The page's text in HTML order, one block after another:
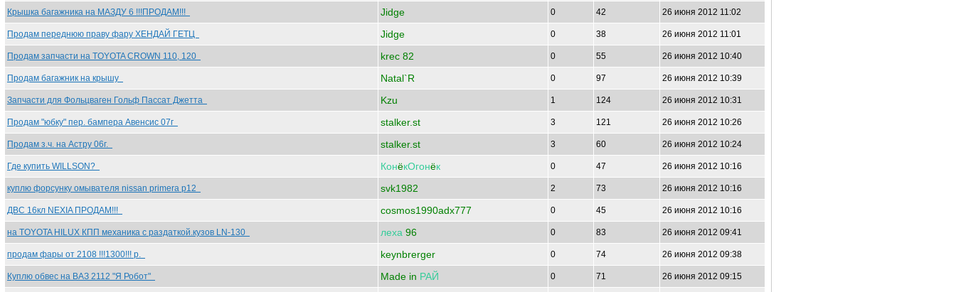
Крышка багажника на МАЗДУ 6 !!!ПРОДАМ!!! Jidge 0 42 26 июня 2012 11:02
Продам переднюю праву фару ХЕНДАЙ ГЕТЦ Jidge 0 38 26 июня 2012 11:01
Продам запчасти на TOYOTA CROWN 110, 120 krec 82 0 55 26 июня 2012 10:40
Продам багажник на крышу Natal`R 0 97 26 июня 2012 10:39
Запчасти для Фольцваген Гольф Пассат Джетта Kzu 1 124 26 июня 2012 10:31
Продам "юбку" пер. бампера Авенсис 07г stalker.st 3 121 26 июня 2012 10:26
Продам з.ч. на Астру 06г. stalker.st 3 60 26 июня 2012 10:24
Где купить WILLSON? КонёкОгонёк 0 47 26 июня 2012 10:16
куплю форсунку омывателя nissan primera p12 svk1982 2 73 26 июня 2012 10:16
ДВС 16кл NEXIA ПРОДАМ!!! cosmos1990adx777 0 45 26 июня 2012 10:16
на TOYOTA HILUX КПП механика с раздаткой.кузов LN-130 леха 96 0 83 26 июня 2012 09:41
продам фары от 2108 !!!1300!!! р. keynbrerger 0 74 26 июня 2012 09:38
Куплю обвес на ВАЗ 2112 "Я Робот" Made in РАЙ 0 71 26 июня 2012 09:15